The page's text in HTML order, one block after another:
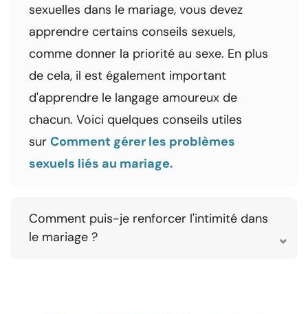
sexuelles dans le mariage, vous devez
apprendre certains conseils sexuels,
comme donner la priorité au sexe. En plus
de cela, il est également important
d'apprendre le langage amoureux de
chacun. Voici quelques conseils utiles
sur Comment gérer les problèmes
sexuels liés au mariage.
Comment puis-je renforcer l'intimité dans
le mariage ?